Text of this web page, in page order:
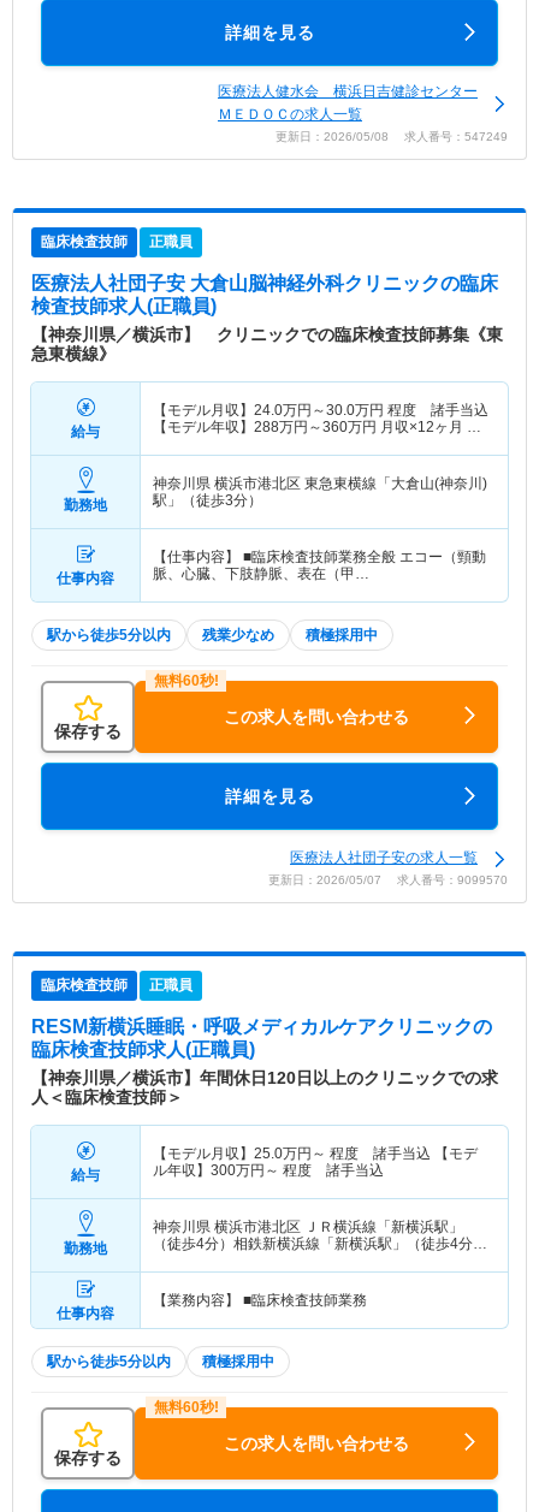
詳細を見る
医療法人健水会 横浜日吉健診センター
ＭＥＤＯＣの求人一覧
更新日：2026/05/08 求人番号：547249
臨床検査技師 正職員
医療法人社団子安 大倉山脳神経外科クリニックの臨床
検査技師求人(正職員)
【神奈川県／横浜市】 クリニックでの臨床検査技師募集《東
急東横線》
給与
【モデル月収】 24.0万円～30.0万円 程度 諸手当込
【モデル年収】 288万円～360万円 月収×12ヶ月 賞
勤務地
神奈川県 横浜市港北区 東急東横線「大倉山(神奈川)
駅」（徒歩3分）
仕事内容
【仕事内容】 ■臨床検査技師業務全般 エコー（頸動
脈、心臓、下肢静脈、表在（甲…
駅から徒歩5分以内 残業少なめ 積極採用中
保存する
この求人を問い合わせる
詳細を見る
医療法人社団子安の求人一覧
更新日：2026/05/07 求人番号：9099570
臨床検査技師 正職員
RESM新横浜睡眠・呼吸メディカルケアクリニックの
臨床検査技師求人(正職員)
【神奈川県／横浜市】年間休日120日以上のクリニックでの求
人＜臨床検査技師＞
給与
【モデル月収】 25.0万円～ 程度 諸手当込 【モデ
ル年収】 300万円～ 程度 諸手当込
勤務地
神奈川県 横浜市港北区 ＪＲ横浜線「新横浜駅」
（徒歩4分）相鉄新横浜線「新横浜駅」（徒歩4分）
仕事内容
【業務内容】 ■臨床検査技師業務
駅から徒歩5分以内 積極採用中
保存する
この求人を問い合わせる